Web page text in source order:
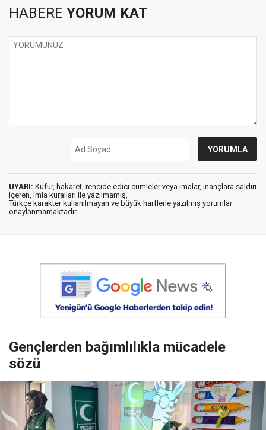
HABERE YORUM KAT
UYARI: Küfür, hakaret, rencide edici cümleler veya imalar, inançlara saldırı
içeren, imla kuralları ile yazılmamış,
Türkçe karakter kullanılmayan ve büyük harflerle yazılmış yorumlar
onaylanmamaktadır.
Gençlerden bağımlılıkla mücadele
sözü